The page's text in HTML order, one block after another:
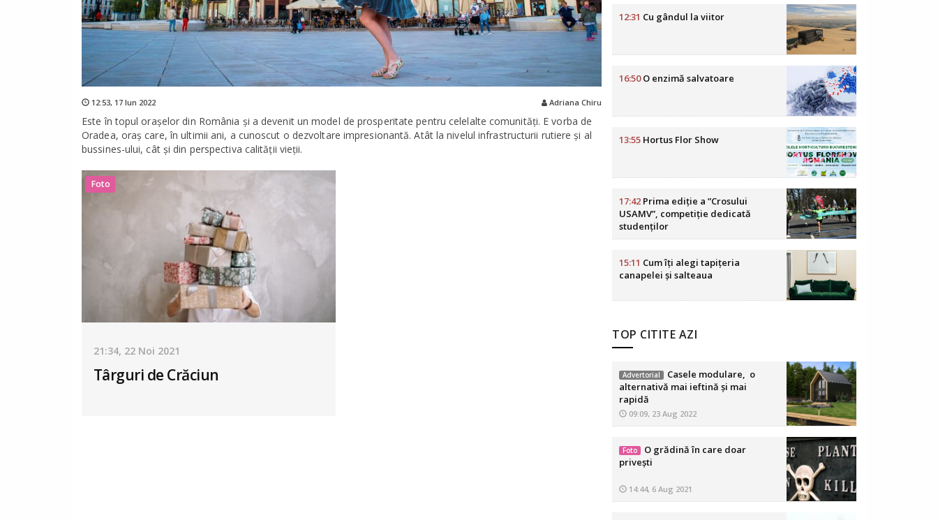
12:53, 17 Iun 2022 Adriana Chiru
Este în topul oraşelor din România şi a devenit un model de prosperitate pentru celelalte comunităţi. E vorba de
Oradea, oraș care, în ultimii ani, a cunoscut o dezvoltare impresionantă. Atât la nivelul infrastructurii rutiere şi al
bussines-ului, cât şi din perspectiva calităţii vieţii.
Foto
21:34, 22 Noi 2021
Târguri de Crăciun
12:31 Cu gândul la viitor
16:50O enzimă salvatoare
13:55 Hortus Flor Show
17:42 Prima ediție a ”Crosului
USAMV”, competiție dedicată
studenților
15:11 Cum îți alegi tapițeria
canapelei și salteaua
TOP CITITE AZI
Advertorial
Casele modulare, o
alternativă mai ieftină și mai
rapidă
09:09, 23 Aug 2022
Foto
O grădină în care doar
privești
14:44, 6 Aug 2021